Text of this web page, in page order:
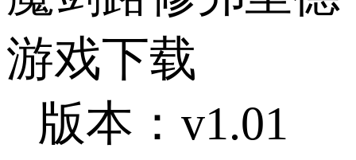
游戏下载
版本：v1.01